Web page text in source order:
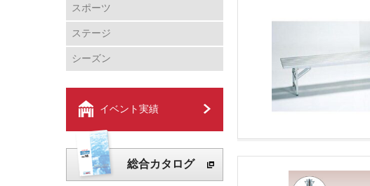
スポーツ
ステージ
シーズン
イベント実績
総合カタログ